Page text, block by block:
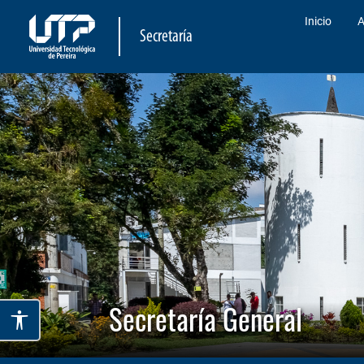
Secretaría
Inicio
Secretaría General